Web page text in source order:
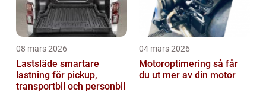
08 mars 2026
Lastsläde smartare
lastning för pickup,
transportbil och personbil
04 mars 2026
Motoroptimering så får
du ut mer av din motor